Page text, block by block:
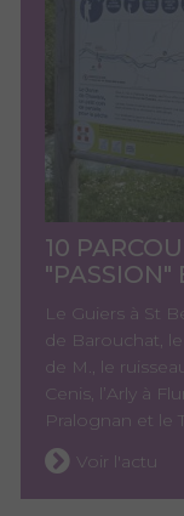
10
"PASSION"
Le Guiers à St
de Barouchat,
de M., le
Cenis, l’Arly à
Pralognan et le
Voir l'actu